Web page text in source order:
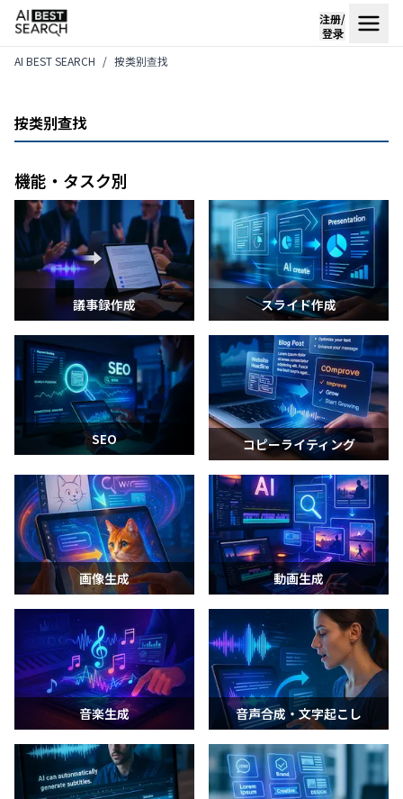
注册/
登录
AI BEST SEARCH
按类别查找
按类别查找
機能・タスク別
議事録作成 スライド作成
SEO コピーライティング
画像生成 動画生成
音楽生成 音声合成・文字起こし